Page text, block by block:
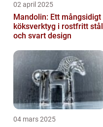
02 april 2025
Mandolin: Ett mångsidigt
köksverktyg i rostfritt stål
och svart design
04 mars 2025